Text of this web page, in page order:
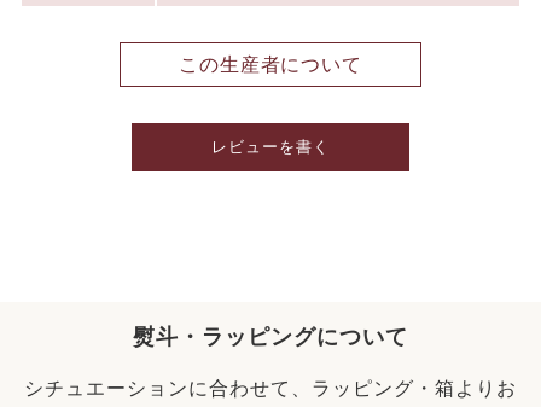
この生産者について
レビューを書く
熨斗・ラッピングについて
シチュエーションに合わせて、ラッピング・箱よりお